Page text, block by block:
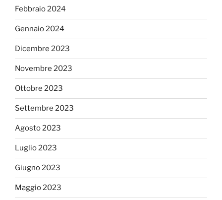
Febbraio 2024
Gennaio 2024
Dicembre 2023
Novembre 2023
Ottobre 2023
Settembre 2023
Agosto 2023
Luglio 2023
Giugno 2023
Maggio 2023